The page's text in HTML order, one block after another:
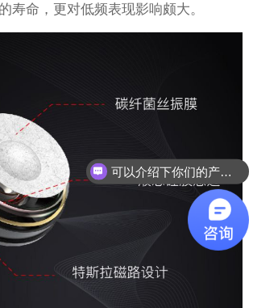
寿命，更对低频表现影响颇大。
可以介绍下你们的产品么？